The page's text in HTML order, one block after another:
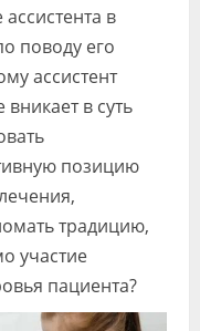
в
поводу его
ассистент
в суть
позицию
традицию,
участие
пациента?